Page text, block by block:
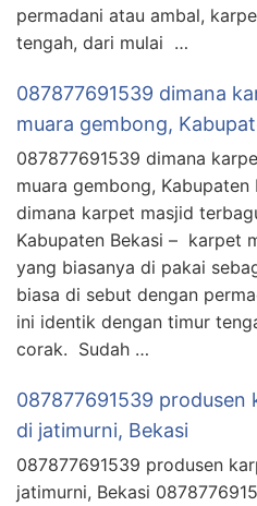
permadani atau ambal,
tengah, dari mulai …
087877691539 dimana
muara gembong,
087877691539 dimana
muara gembong,
dimana karpet masjid
Kabupaten Bekasi – karpet
yang biasanya di pakai
biasa di sebut dengan
ini identik dengan timur
corak. Sudah …
087877691539 produsen
di jatimurni, Bekasi
087877691539 produsen
jatimurni, Bekasi